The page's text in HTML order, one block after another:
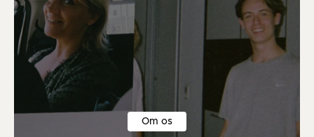
Om os